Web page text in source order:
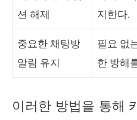
션 해제
지한다.
중요한 채팅방
알림 유지
필요 없
한 방해
이러한 방법을 통해